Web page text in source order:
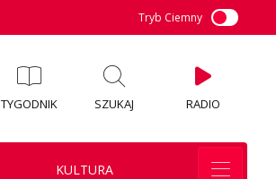
Tryb Ciemny
TYGODNIK SZUKAJ RADIO
KULTURA